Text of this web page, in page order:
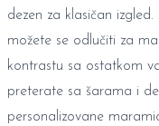
dezen za klasičan
možete se odlučiti za
kontrastu sa ostatkom
preterate sa šarama i
personalizovane